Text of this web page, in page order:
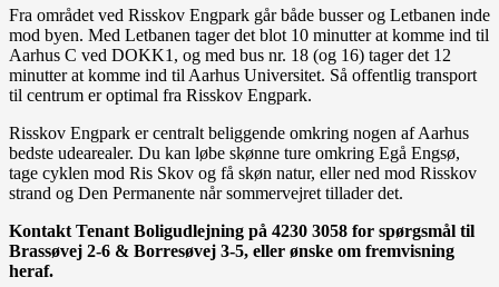
Fra området ved Risskov Engpark går både busser og Letbanen inde
mod byen. Med Letbanen tager det blot 10 minutter at komme ind til
Aarhus C ved DOKK1, og med bus nr. 18 (og 16) tager det 12
minutter at komme ind til Aarhus Universitet. Så offentlig transport
til centrum er optimal fra Risskov Engpark.
Risskov Engpark er centralt beliggende omkring nogen af Aarhus
bedste udearealer. Du kan løbe skønne ture omkring Egå Engsø,
tage cyklen mod Ris Skov og få skøn natur, eller ned mod Risskov
strand og Den Permanente når sommervejret tillader det.
Kontakt Tenant Boligudlejning på 4230 3058 for spørgsmål til
Brassøvej 2-6 & Borresøvej 3-5, eller ønske om fremvisning
heraf.